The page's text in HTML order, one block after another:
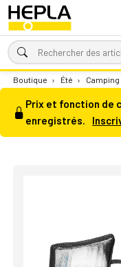
Boutique › Été › Camping
Prix et fonction de
enregistrés.